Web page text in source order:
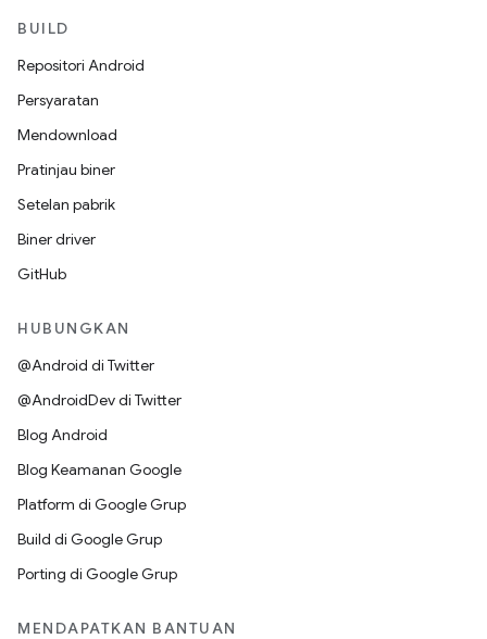
BUILD
Repositori Android
Persyaratan
Mendownload
Pratinjau biner
Setelan pabrik
Biner driver
GitHub
HUBUNGKAN
@Android di Twitter
@AndroidDev di Twitter
Blog Android
Blog Keamanan Google
Platform di Google Grup
Build di Google Grup
Porting di Google Grup
MENDAPATKAN BANTUAN